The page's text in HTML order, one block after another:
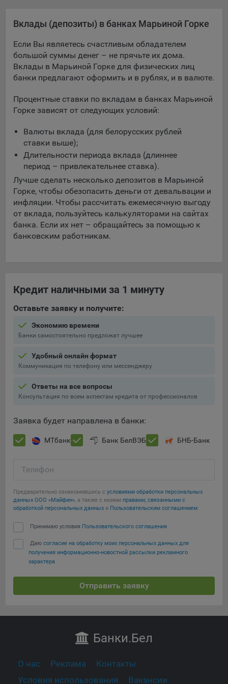
сервис показа контекстной рекламы. Адрес: Yandex
Europe AG, Werftestrasse 4, CH-6005 Luzern, Switzerland.
Google Ads - сервис показа контекстной рекламы,
предоставляемый компанией Google Ireland Ltd, Gordon
House Barrow Street Dublin 4, D04E5W5 Ireland.
Сохранить мои изменения
Вклады (депозиты) в банках Марьиной Горке
Если Вы являетесь счастливым обладателем
большой суммы денег – не прячьте их дома.
Вклады в Марьиной Горке для физических лиц
банки предлагают оформить и в рублях, и в валюте.
Процентные ставки по вкладам в банках Марьиной
Горке зависят от следующих условий:
Валюты вклада (для белорусских рублей
ставки выше);
Длительности периода вклада (длиннее
период – привлекательнее ставка).
Лучше сделать несколько депозитов в Марьиной
Горке, чтобы обезопасить деньги от девальвации и
инфляции. Чтобы рассчитать ежемесячную выгоду
от вклада, пользуйтесь калькуляторами на сайтах
банка. Если их нет – обращайтесь за помощью к
банковским работникам.
Кредит наличными за 1 минуту
Оставьте заявку и получите:
Экономию времени
Банки самостоятельно предложат лучшее
Удобный онлайн формат
Коммуникация по телефону или мессенджеру
Ответы на все вопросы
Консультация по всем аспектам кредита от профессионалов
Заявка будет направлена в банки:
МТбанк Банк БелВЭБ БНБ-Банк
Телефон
Предварительно ознакомившись с условиями обработки персональных
данных ООО «Майфин», а также с моими правами, связанными с
обработкой персональных данных и Пользовательским соглашением:
Принимаю условия Пользовательского соглашения
Даю согласие на обработку моих персональных данных для
получения информационно-новостной рассылки рекламного
характера
Отправить заявку
Банки.Бел
О нас Реклама
Контакты
Условия использования
Вакансии